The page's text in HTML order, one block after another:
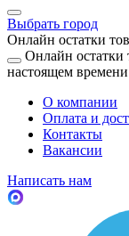
Выбрать город
Онлайн остатки
Онлайн остатки
настоящем времени
О компании
Оплата и
Контакты
Вакансии
Написать нам